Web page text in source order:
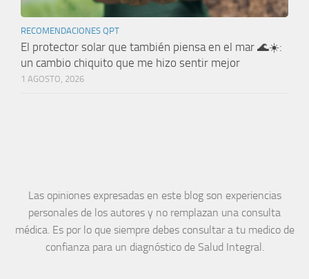
RECOMENDACIONES QPT
El protector solar que también piensa en el mar 🌊☀️:
un cambio chiquito que me hizo sentir mejor
1 AGOSTO, 2026
Las opiniones expresadas en este blog son experiencias
personales de los autores y no remplazan una consulta
médica. Es por lo que siempre debes consultar a tu medico de
confianza para un diagnóstico de Salud Integral.